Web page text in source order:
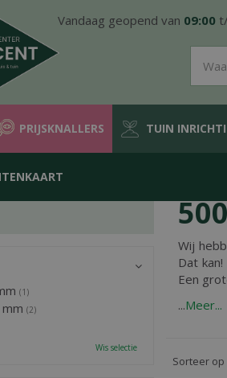
Tuin inrichting
Vandaag geopend van 09:00
PRIJSKNALLERS TUIN
Wij
Dat
Een
...Meer...
Sorteer op
(1)
(2)
Wis selectie